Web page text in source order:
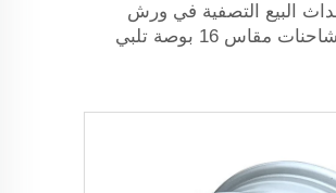
عن عروض التخفيضات وأحداث البيع التصفية في ورش
الصيانة أو متاجر الإطارات المحلية. إذا خصصت الوقت للمقارنة والبحث جيدًا، فبإمكانك التأكد من حصولك على صفقة ممتازة على عجلات الشاحنات مقاس 16 بوصة تلبي